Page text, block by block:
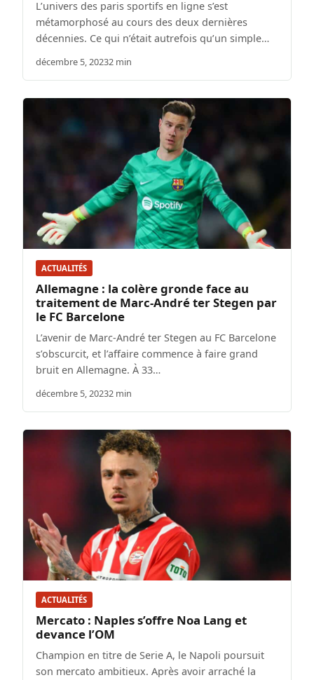
L’univers des paris sportifs en ligne s’est
métamorphosé au cours des deux dernières
décennies. Ce qui n’était autrefois qu’un simple…
décembre 5, 20232 min
ACTUALITÉS
Allemagne : la colère gronde face au
traitement de Marc-André ter Stegen par
le FC Barcelone
L’avenir de Marc-André ter Stegen au FC Barcelone
s’obscurcit, et l’affaire commence à faire grand
bruit en Allemagne. À 33…
décembre 5, 20232 min
ACTUALITÉS
Mercato : Naples s’offre Noa Lang et
devance l’OM
Champion en titre de Serie A, le Napoli poursuit
son mercato ambitieux. Après avoir arraché la